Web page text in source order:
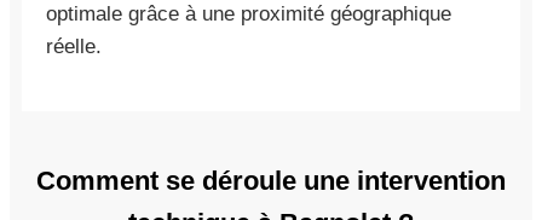
optimale grâce à une proximité géographique
réelle.
Comment se déroule une intervention